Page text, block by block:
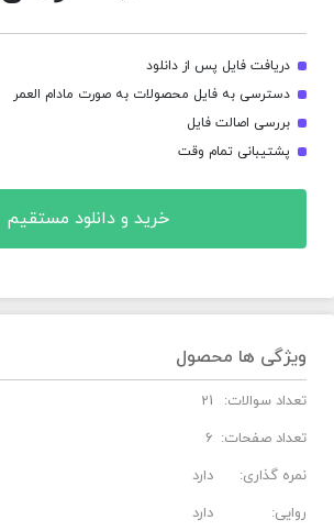
دریافت فایل پس از دانلود
دسترسی به فایل محصولات به صورت مادام العمر
بررسی اصالت فایل
پشتیبانی تمام وقت
خرید و دانلود مستقیم
ویژگی ها محصول
تعداد سوالات:
21
تعداد صفحات: 6
نمره گذاری:
دارد
روایی:
دارد